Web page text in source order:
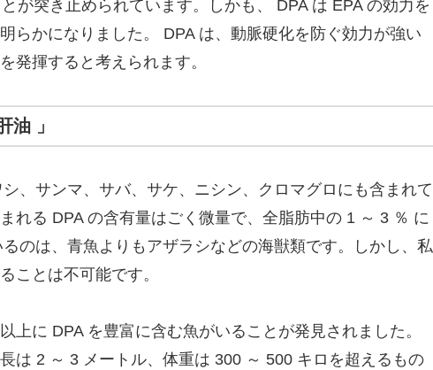
が突き止められています。しかも、 DPA は EPA の効力を
らかになりました。 DPA は、動脈硬化を防ぐ効力が強い
発揮すると考えられます。
油 」
、サンマ、サバ、サケ、ニシン、クロマグロにも含まれて
れる DPA の含有量はごく微量で、全脂肪中の 1 ～ 3 ％ に
のは、青魚よりもアザラシなどの海獣類です。しかし、私
ことは不可能です。
上に DPA を豊富に含む魚がいることが発見されました。
は 2 ～ 3 メートル、体重は 300 ～ 500 キロを超えるもの